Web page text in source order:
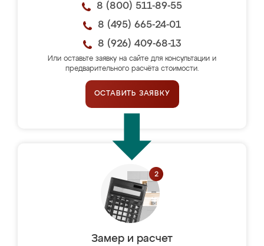
8 (800) 511-89-55
8 (495) 665-24-01
8 (926) 409-68-13
Или оставьте заявку на сайте для консультации и
предварительного расчёта стоимости.
ОСТАВИТЬ ЗАЯВКУ
Замер и расчет